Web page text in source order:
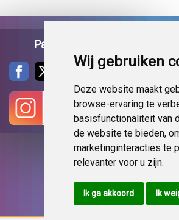
Wij gebruiken
Deze website maakt
browse-ervaring te
basisfunctionaliteit van
de website te bieden,
marketinginteracties te
relevanter voor u zijn.
Ik ga akkoord Ik
Pagina delen